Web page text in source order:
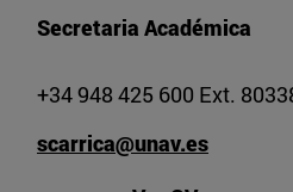
Secretaria Académica
+34 948 425 600 Ext.
scarrica@unav.es